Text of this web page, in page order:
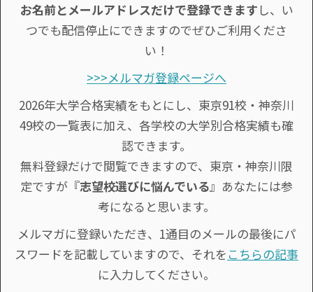
お名前とメールアドレスだけで登録できます し、い
つでも配信停止にできますのでぜひご利用くださ
い！
>>>メルマガ登録ページへ
2026年大学合格実績をもとにし、東京91校・神奈川
49校の一覧表に加え、各学校の大学別合格実績も確
認できます。
無料登録だけで閲覧できますので、東京・神奈川限
定ですが『志望校選びに悩んでいる』あなたには参
考になると思います。
メルマガに登録いただき、1通目のメールの最後にパ
スワードを記載していますので、それを こちらの記事
に入力してください。